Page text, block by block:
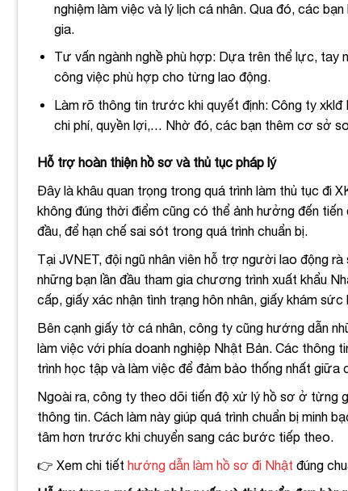
nghiệm làm việc và lý lịch cá nhân. Qua đó, các
gia.
Tư vấn ngành nghề phù hợp: Dựa trên thể lực, tay
công việc phù hợp cho từng lao động.
Làm rõ thông tin trước khi quyết định: Công ty
chi phí, quyền lợi,… Nhờ đó, các bạn thêm cơ sở
Hỗ trợ hoàn thiện hồ sơ và thủ tục pháp lý
Đây là khâu quan trọng trong quá trình làm thủ tục đi
không đúng thời điểm cũng có thể ảnh hưởng đến
đầu, để hạn chế sai sót trong quá trình chuẩn bị.
Tại JVNET, đội ngũ nhân viên hỗ trợ người lao động
những bạn lần đầu tham gia chương trình xuất khẩu
cấp, giấy xác nhận tình trạng hôn nhân, giấy khám
Bên cạnh giấy tờ cá nhân, công ty cũng hướng dẫn
làm việc với phía doanh nghiệp Nhật Bản. Các thông
trình học tập và làm việc để đảm bảo thống nhất giữa
Ngoài ra, công ty theo dõi tiến độ xử lý hồ sơ ở từng
thông tin. Cách làm này giúp quá trình chuẩn bị minh
tâm hơn trước khi chuyển sang các bước tiếp theo.
👉 Xem chi tiết hướng dẫn làm hồ sơ đi Nhật đúng